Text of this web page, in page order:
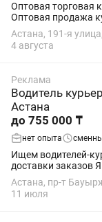
Оптовая торговая
Оптовая продажа куриной
бухгалтерии
Поступление
Астана, 191-я
4 августа
Реклама
Водитель
Астана
до 755 000 ₸
нет опыта
Ищем водителей-
доставки заказов Яндекс Go
заказы в
магазинов и
Астана, пр-т
11 июля